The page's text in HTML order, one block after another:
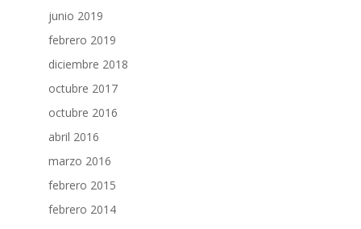
junio 2019
febrero 2019
diciembre 2018
octubre 2017
octubre 2016
abril 2016
marzo 2016
febrero 2015
febrero 2014